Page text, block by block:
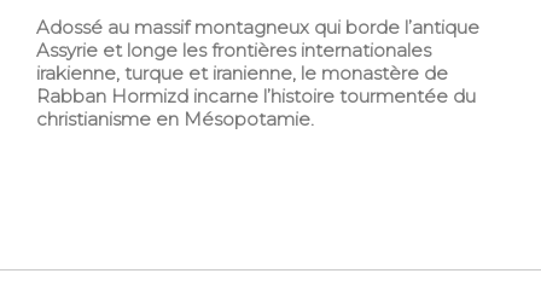
Adossé au massif montagneux qui borde l’antique
Assyrie et longe les frontières internationales
irakienne, turque et iranienne, le monastère de
Rabban Hormizd incarne l’histoire tourmentée du
christianisme en Mésopotamie.